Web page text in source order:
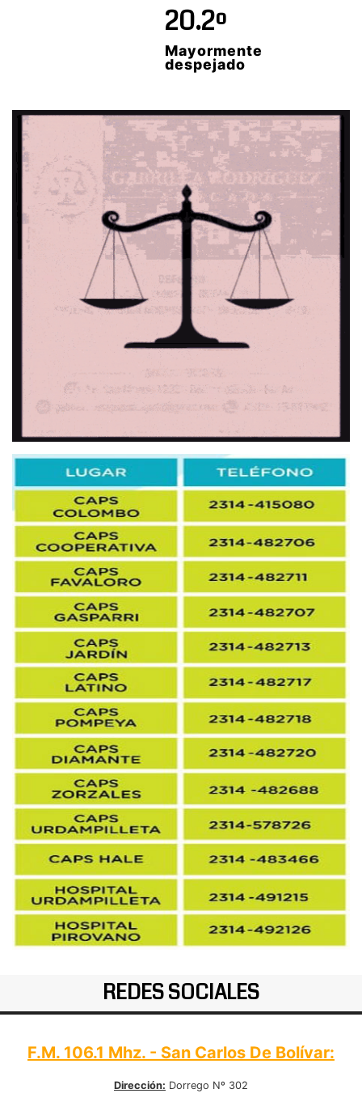
20.2º
Mayormente
despejado
REDES SOCIALES
F.M. 106.1 Mhz. - San Carlos De Bolívar:
Dirección: Dorrego Nº 302